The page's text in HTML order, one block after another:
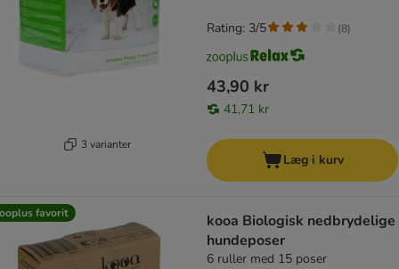
3 varianter
43,90 kr
41,71 kr
Rating: 3/5 (8)
Læg i kurv
favorit
kooa Biologisk nedbrydelige
hundeposer
6 ruller med 15 poser